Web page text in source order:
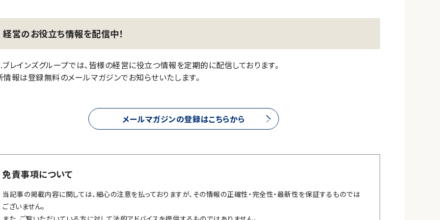
経営のお役立ち情報を配信中！
レインズグループでは、皆様の経営に役立つ情報を定期的に配信しております。
情報は登録無料のメールマガジンでお知らせいたします。
メールマガジンの登録はこちらから
免責事項について
当記事の掲載内容に関しては、細心の注意を払っておりますが、その情報の正確性・完全性・最新性を保証するものでは
ございません。